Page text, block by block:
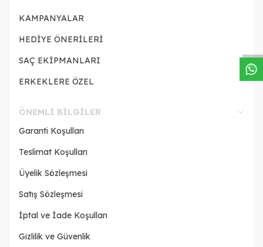
KAMPANYALAR
HEDİYE ÖNERİLERİ
SAÇ EKİPMANLARI
ERKEKLERE ÖZEL
ÖNEMLI BILGILER
Garanti Koşulları
Teslimat Koşulları
Üyelik Sözleşmesi
Satış Sözleşmesi
İptal ve İade Koşulları
Gizlilik ve Güvenlik